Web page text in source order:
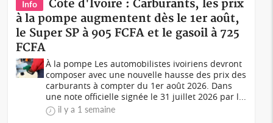
Info
Côte d'Ivoire : Carburants, les prix
à la pompe augmentent dès le 1er août,
le Super SP à 905 FCFA et le gasoil à 725
FCFA
À la pompe Les automobilistes ivoiriens devront
composer avec une nouvelle hausse des prix des
carburants à compter du 1er août 2026. Dans
une note officielle signée le 31 juillet 2026 par l...
il y a 1 semaine